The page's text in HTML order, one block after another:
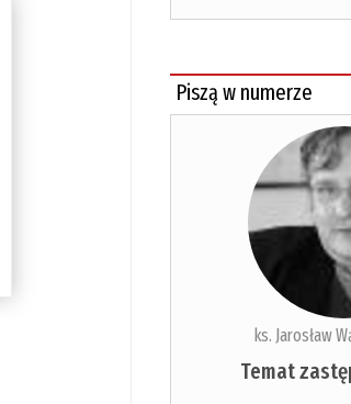
Piszą w numerze
ks. Jarosław
Temat